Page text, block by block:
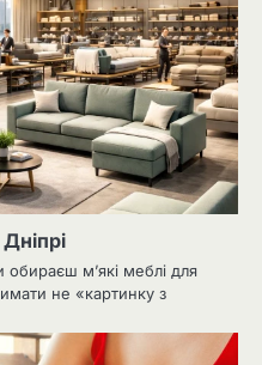
м’які меблі для
не «картинку з